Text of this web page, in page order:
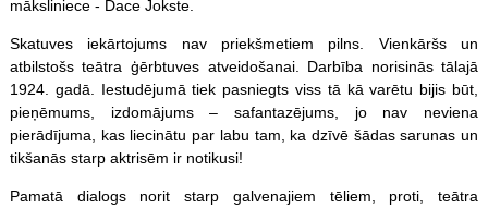
māksliniece - Dace Jokste.
Skatuves iekārtojums nav priekšmetiem pilns. Vienkāršs un
atbilstošs teātra ģērbtuves atveidošanai. Darbība norisinās tālajā
1924. gadā. Iestudējumā tiek pasniegts viss tā kā varētu bijis būt,
pieņēmums, izdomājums – safantazējums, jo nav neviena
pierādījuma, kas liecinātu par labu tam, ka dzīvē šādas sarunas un
tikšanās starp aktrisēm ir notikusi!
Pamatā dialogs norit starp galvenajiem tēliem, proti, teātra